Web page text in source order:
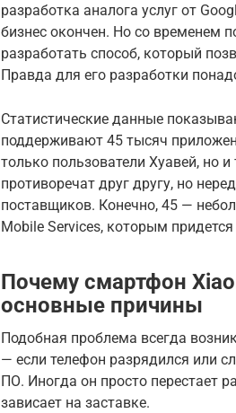
разработка аналога услуг от
бизнес окончен. Но со временем
разработать способ, который
Правда для его разработки
Статистические данные
поддерживают 45 тысяч
только пользователи Хуавей, но
противоречат друг другу, но
поставщиков. Конечно, 45 —
Mobile Services, которым
Почему смартфон
основные причины
Подобная проблема всегда
— если телефон разрядился или
ПО. Иногда он просто перестает
зависает на заставке.